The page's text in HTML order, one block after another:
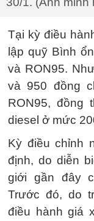
Tại kỳ điều
lập quỹ Bình
và RON95.
và 950 đồng
RON95, đồng
diesel ở mức
Kỳ điều chỉnh
định, do diễn
giới gần đây
Trước đó, do
điều hành giá